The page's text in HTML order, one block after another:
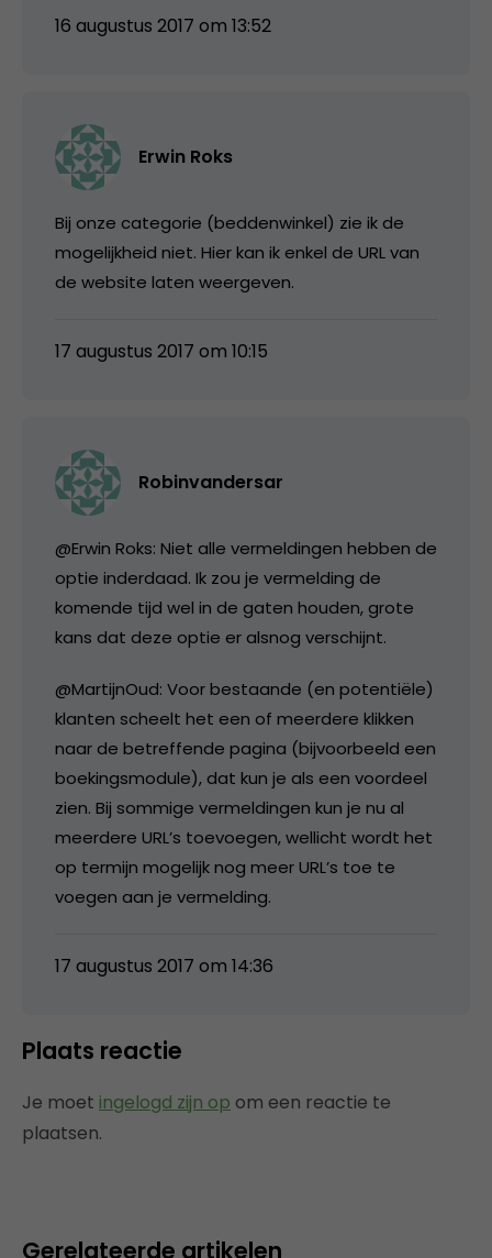
16 augustus 2017 om 13:52
Erwin Roks
Bij onze categorie (beddenwinkel) zie ik de
mogelijkheid niet. Hier kan ik enkel de URL van
de website laten weergeven.
17 augustus 2017 om 10:15
Robinvandersar
@Erwin Roks: Niet alle vermeldingen hebben de
optie inderdaad. Ik zou je vermelding de
komende tijd wel in de gaten houden, grote
kans dat deze optie er alsnog verschijnt.
@MartijnOud: Voor bestaande (en potentiële)
klanten scheelt het een of meerdere klikken
naar de betreffende pagina (bijvoorbeeld een
boekingsmodule), dat kun je als een voordeel
zien. Bij sommige vermeldingen kun je nu al
meerdere URL’s toevoegen, wellicht wordt het
op termijn mogelijk nog meer URL’s toe te
voegen aan je vermelding.
17 augustus 2017 om 14:36
Plaats reactie
Je moet ingelogd zijn op om een reactie te
plaatsen.
Gerelateerde artikelen